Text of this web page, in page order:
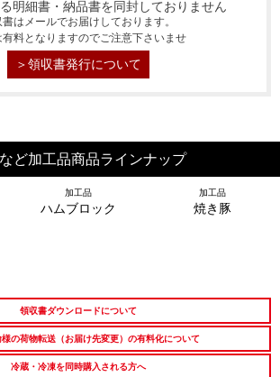
お中元ハムギフ
誕生日ギフト
高級肉ギフト 法人ギフト
ふるさと納税
明細書・納品書を同封しておりません
はメールでお届けしております。
有料となりますのでご注意下さいませ
＞領収書発行について
ど加工品商品ラインナップ
加工品
ハムブロック
加工品
焼き豚
領収書ダウンロードについて
の荷物転送（お届け先変更）の有料化について
冷蔵・冷凍を同時購入される方へ